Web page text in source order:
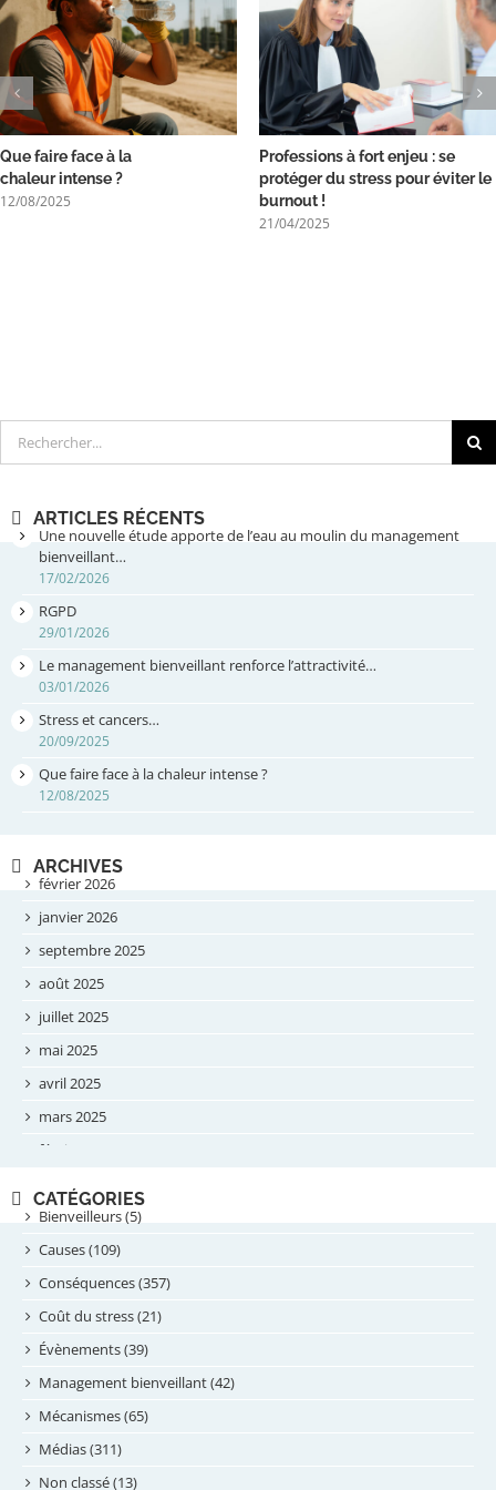
Que faire face à la
chaleur intense ?
12/08/2025
Professions à fort enjeu : se
protéger du stress pour éviter le
burnout !
21/04/2025
Rechercher
ARTICLES RÉCENTS
Une nouvelle étude apporte de l’eau au moulin du management
bienveillant…
17/02/2026
RGPD
29/01/2026
Le management bienveillant renforce l’attractivité…
03/01/2026
Stress et cancers…
20/09/2025
Que faire face à la chaleur intense ?
12/08/2025
ARCHIVES
février 2026
janvier 2026
septembre 2025
août 2025
juillet 2025
mai 2025
avril 2025
mars 2025
février 2025
septembre 2024
août 2024
juillet 2024
juin 2024
mai 2024
avril 2024
février 2024
janvier 2024
novembre 2023
CATÉGORIES
Bienveilleurs (5)
Causes (109)
Conséquences (357)
Coût du stress (21)
Évènements (39)
Management bienveillant (42)
Mécanismes (65)
Médias (311)
Non classé (13)